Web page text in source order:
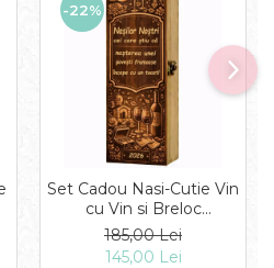
-22%
Set Cadou Nasi-Cutie Vin
cu Vin si Breloc
Personalizate
185,00 Lei
145,00 Lei